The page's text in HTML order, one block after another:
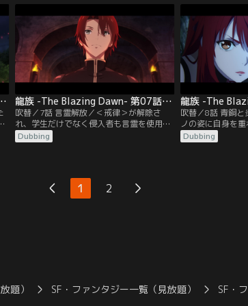
開始する。この二人こそ学院の二大勢力で
ある獅子心会と学生自治会のリーダー、チ
ュー・ズーハンとシーザー・ガットゥーゾ
であった。
の子孫は滅んだ
はミンフェイが
仮説を立てる。
第06話／吹替 龍族 -The Blazing Dawn- 第07話／吹替
吹替／7話 言霊解放／＜戒律＞が解除さ
れ、学生だけでなく侵入者も言霊を使用で
きるように。侵入者の狙いは、アンジェ校
長が持ち帰った骨壺だった。ヴァルハラを
霊を駆使した激しい戦闘が繰り広げられ
Dubbing
吹替／8話 青銅
ノの姿に自身を
自治会の勧誘を
地下研究所では
Dubbing
1 2
題） SF・ファンタジー一覧（見放題） SF・